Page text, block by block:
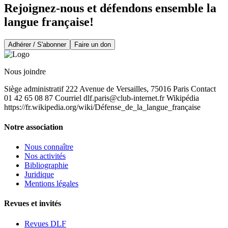
Rejoignez-nous et défendons ensemble la
langue française!
Adhérer / S'abonner Faire un don
Nous joindre
Siège administratif 222 Avenue de Versailles, 75016 Paris Contact
01 42 65 08 87 Courriel dlf.paris@club-internet.frWikipédia
https://fr.wikipedia.org/wiki/Défense_de_la_langue_française
Notre association
Nous connaître
Nos activités
Bibliographie
Juridique
Mentions légales
Revues et invités
Revues DLF